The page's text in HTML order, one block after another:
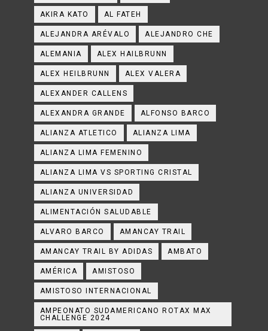
AKIRA KATO AL FATEH
ALEJANDRA ARÉVALO ALEJANDRO CHE
ALEMANIA ALEX HAILBRUNN
ALEX HEILBRUNN ALEX VALERA
ALEXANDER CALLENS
ALEXANDRA GRANDE ALFONSO BARCO
ALIANZA ATLETICO ALIANZA LIMA
ALIANZA LIMA FEMENINO
ALIANZA LIMA VS SPORTING CRISTAL
ALIANZA UNIVERSIDAD
ALIMENTACIÓN SALUDABLE
ALVARO BARCO AMANCAY TRAIL
AMANCAY TRAIL BY ADIDAS AMBATO
AMÉRICA AMISTOSO
AMISTOSO INTERNACIONAL
AMPEONATO SUDAMERICANO ROTAX MAX
CHALLENGE 2024